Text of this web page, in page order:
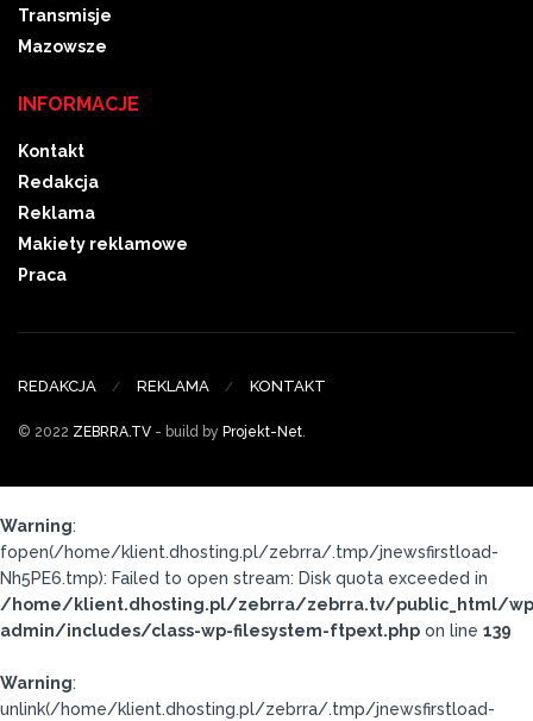
Transmisje
Mazowsze
INFORMACJE
Kontakt
Redakcja
Reklama
Makiety reklamowe
Praca
REDAKCJA REKLAMA KONTAKT
© 2022 ZEBRRA.TV - build by Projekt-Net.
Warning:
fopen(/home/klient.dhosting.pl/zebrra/.tmp/jnewsfirstload-
Nh5PE6.tmp): Failed to open stream: Disk quota exceeded in
/home/klient.dhosting.pl/zebrra/zebrra.tv/public_html/
admin/includes/class-wp-filesystem-ftpext.php on line 139
Warning:
unlink(/home/klient.dhosting.pl/zebrra/.tmp/jnewsfirstload-